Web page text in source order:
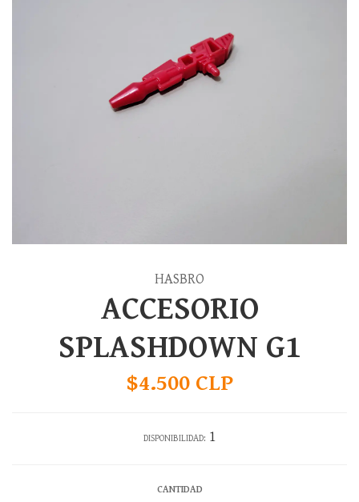
HASBRO
ACCESORIO
SPLASHDOWN G1
$4.500 CLP
DISPONIBILIDAD: 1
CANTIDAD